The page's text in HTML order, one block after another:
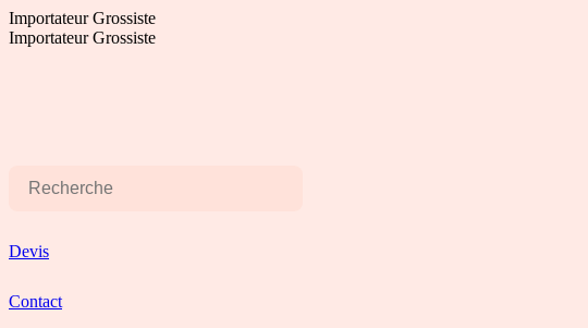
Aller
au
Importateur Grossiste
Importateur Grossiste
Devis
Contact